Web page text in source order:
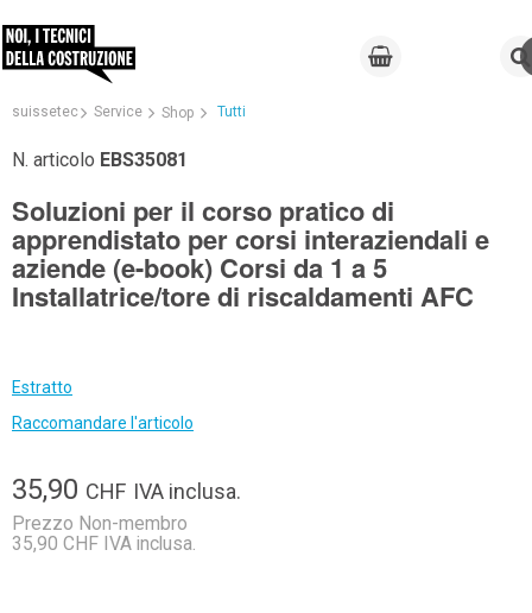
suissetec Service Shop Tutti
N. articolo EBS35081
Soluzioni per il corso pratico di
apprendistato per corsi interaziendali e
aziende (e-book) Corsi da 1 a 5
Installatrice/tore di riscaldamenti AFC
Estratto
Raccomandare l'articolo
35,90 CHF IVA inclusa.
Prezzo Non-membro
35,90 CHF IVA inclusa.